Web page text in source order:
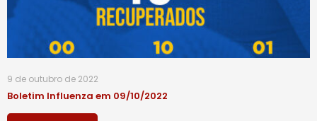
9 de outubro de 2022
Boletim Influenza em 09/10/2022